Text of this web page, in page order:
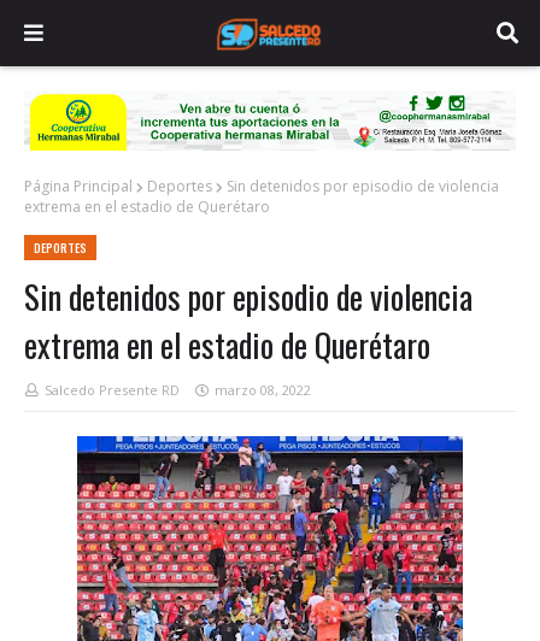
Página Principal Deportes
Sin detenidos por episodio de violencia
extrema en el estadio de Querétaro
DEPORTES
Sin detenidos por episodio de violencia
extrema en el estadio de Querétaro
Salcedo Presente RD marzo 08, 2022